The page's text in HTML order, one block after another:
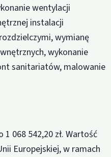
wentylacji
instalacji
wymianę
wykonanie
sanitariatów, malowanie
068 542,20 zł. Wartość
Europejskiej, w ramach